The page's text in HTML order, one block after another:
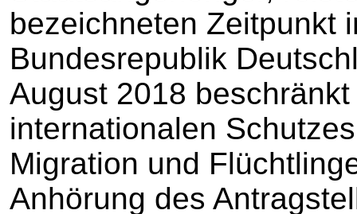
bezeichneten Zeitpunkt
Bundesrepublik
August 2018
internationalen
Migration und
Anhörung des